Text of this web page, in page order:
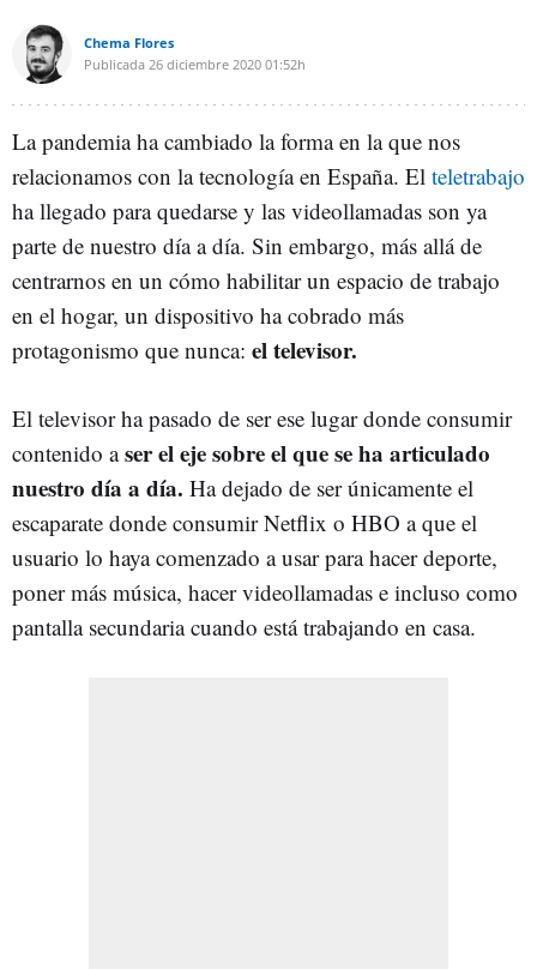
Chema Flores
Publicada 26 diciembre 2020 01:52h
La pandemia ha cambiado la forma en la que nos
relacionamos con la tecnología en España. El teletrabajo
ha llegado para quedarse y las videollamadas son ya
parte de nuestro día a día. Sin embargo, más allá de
centrarnos en un cómo habilitar un espacio de trabajo
en el hogar, un dispositivo ha cobrado más
protagonismo que nunca: el televisor.
El televisor ha pasado de ser ese lugar donde consumir
contenido aser el eje sobre el que se ha articulado
nuestro día a día. Ha dejado de ser únicamente el
escaparate donde consumir Netflix o HBO a que el
usuario lo haya comenzado a usar para hacer deporte,
poner más música, hacer videollamadas e incluso como
pantalla secundaria cuando está trabajando en casa.